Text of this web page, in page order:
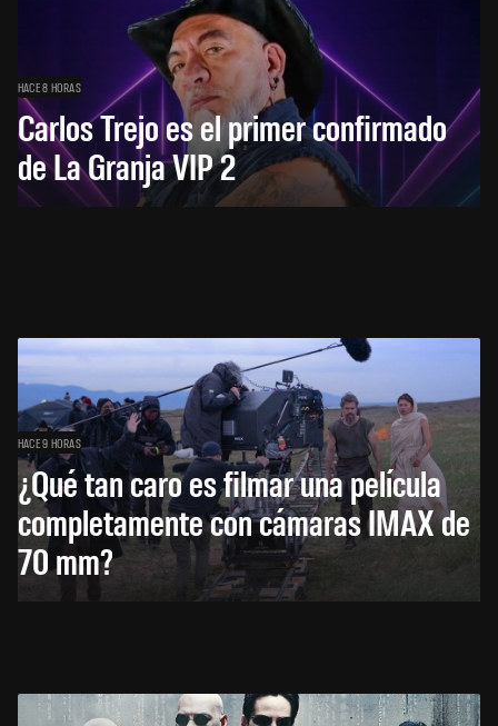
HACE 8 HORAS
Carlos Trejo es el primer confirmado
de La Granja VIP 2
HACE 9 HORAS
¿Qué tan caro es filmar una película
completamente con cámaras IMAX de
70 mm?